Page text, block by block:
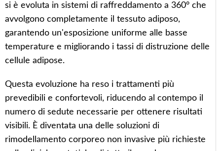
si è evoluta in sistemi di raffreddamento a 360° che
avvolgono completamente il tessuto adiposo,
garantendo un'esposizione uniforme alle basse
temperature e migliorando i tassi di distruzione delle
cellule adipose.
Questa evoluzione ha reso i trattamenti più
prevedibili e confortevoli, riducendo al contempo il
numero di sedute necessarie per ottenere risultati
visibili. È diventata una delle soluzioni di
rimodellamento corporeo non invasive più richieste